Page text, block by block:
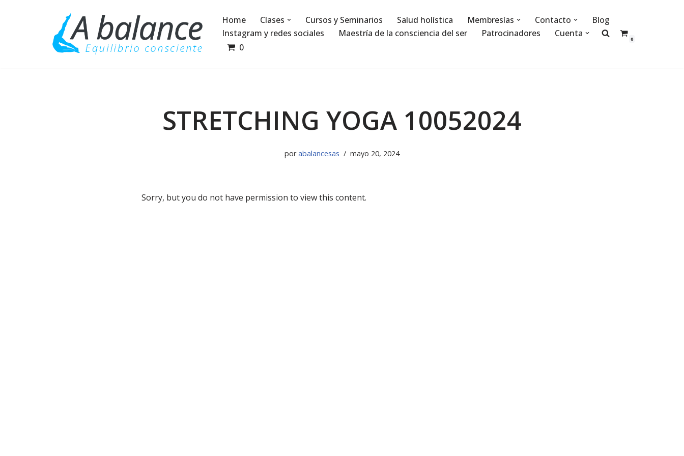
Home Clases Cursos y Seminarios Salud holística Membresías Contacto
Blog
Instagram y redes sociales
Maestría de la consciencia del ser Patrocinadores Cuenta
0
0
STRETCHING YOGA 10052024
porabalancesas mayo 20, 2024
Sorry, but you do not have permission to view this content.